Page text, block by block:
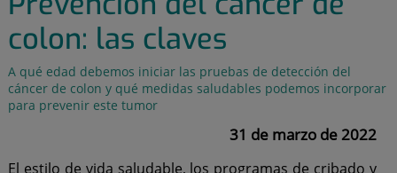
colon: las claves
A qué edad debemos iniciar las pruebas de detección del
cáncer de colon y qué medidas saludables podemos incorporar
para prevenir este tumor
31 de marzo de 2022
El estilo de vida saludable, los programas de cribado y